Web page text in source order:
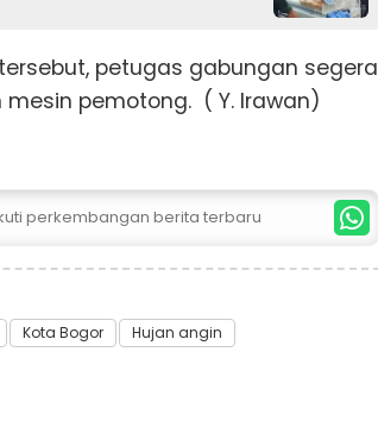
petugas gabungan segera
pemotong. ( Y. Irawan)
perkembangan berita terbaru
Kota Bogor
Hujan angin